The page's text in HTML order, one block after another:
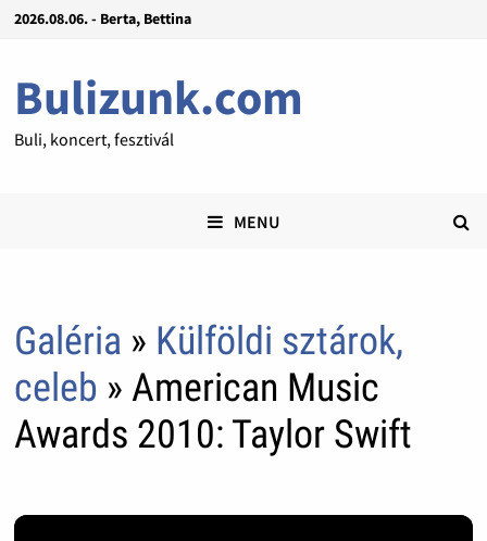
2026.08.06. - Berta, Bettina
Bulizunk.com
Buli, koncert, fesztivál
MENU
Galéria » Külföldi sztárok,
celeb » American Music
Awards 2010: Taylor Swift